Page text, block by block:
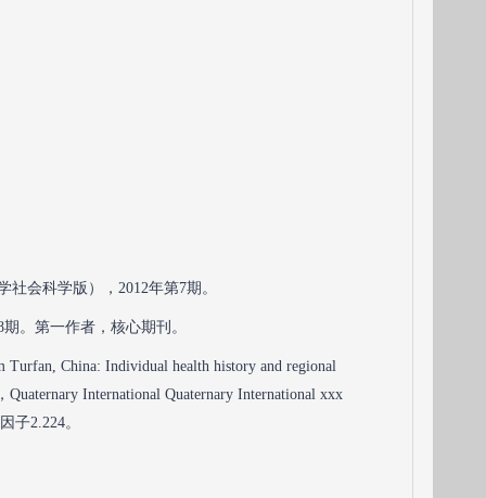
会科学版），2012年第7期。
。第一作者，核心期刊。
Turfan, China: Individual health history and regional
International Quaternary International xxx
子2.224。